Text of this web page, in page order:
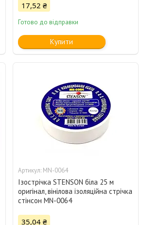
17,52 ₴
Готово до відправки
Купити
MN-0064
Ізострічка STENSON біла 25 м
оригінал, вінілова ізоляційна стрічка
стінсон MN-0064
35,04 ₴